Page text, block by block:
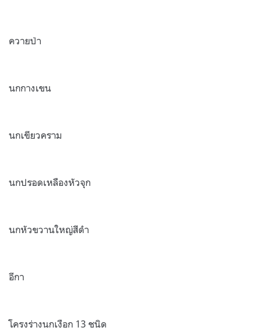
ควายป่า
นกกางเขน
นกเขียวคราม
นกปรอดเหลืองหัวจุก
นกหัวขวานใหญ่สีดำ
อีกา
โครงร่างนกเงือก 13 ชนิด